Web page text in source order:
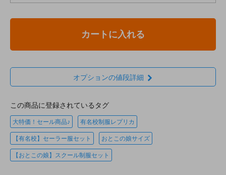
カートに入れる
オプションの値段詳細
この商品に登録されているタグ
大特価！セール商品♪ 有名校制服レプリカ
【有名校】セーラー服セット おとこの娘サイズ
【おとこの娘】スクール制服セット